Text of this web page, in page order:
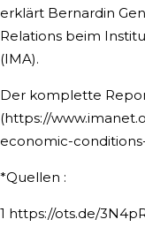
erklärt Bernardin
Relations beim
(IMA).
Der komplette
(https://
economic-
*Quellen :
1 https://ots.de/